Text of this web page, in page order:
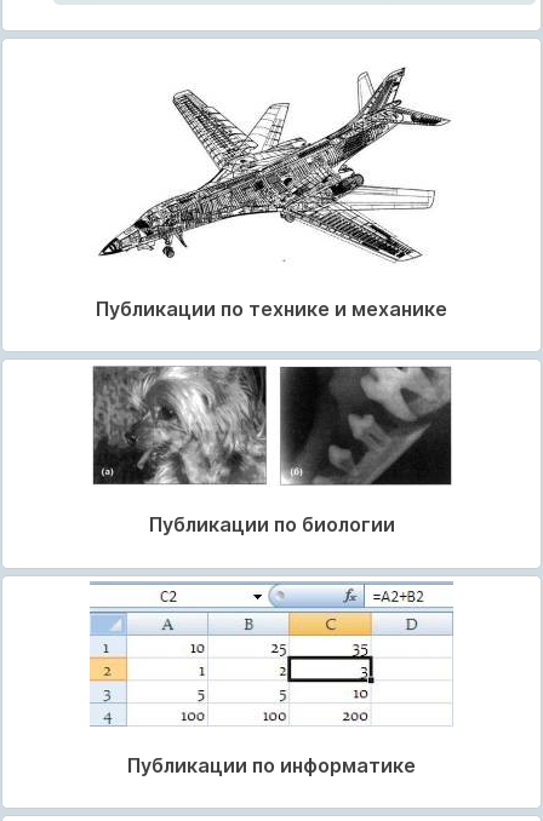
Публикации по технике и механике
Публикации по биологии
Публикации по информатике